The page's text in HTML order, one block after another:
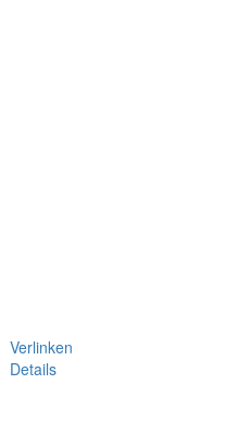
Verlinken
Details